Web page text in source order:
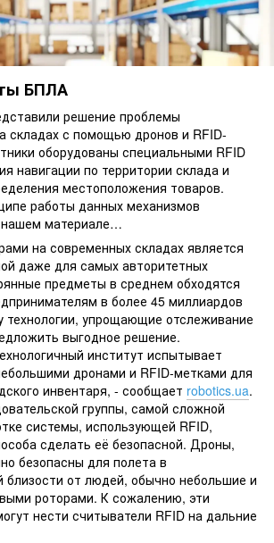
БПЛА
решение проблемы
складах с помощью дронов и RFID-
оборудованы специальными RFID
навигации по территории склада и
местоположения товаров.
работы данных механизмов
материале…
на современных складах является
даже для самых авторитетных
предметы в среднем обходятся
в более 45 миллиардов
технологии, упрощающие отслеживание
выгодное решение.
институт испытывает
дронами и RFID-метками для
инвентаря, - сообщает robotics.ua.
группы, самой сложной
системы, использующей RFID,
сделать её безопасной. Дроны,
безопасны для полета в
близости от людей, обычно небольшие и
роторами. К сожалению, эти
нести считыватели RFID на дальние